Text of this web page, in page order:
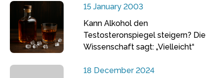
15 January 2003
Kann Alkohol den
Testosteronspiegel steigern? Die
Wissenschaft sagt: „Vielleicht“
18 December 2024